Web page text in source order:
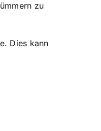
zu
. Dies kann